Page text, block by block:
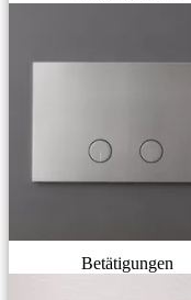
Betätigungen